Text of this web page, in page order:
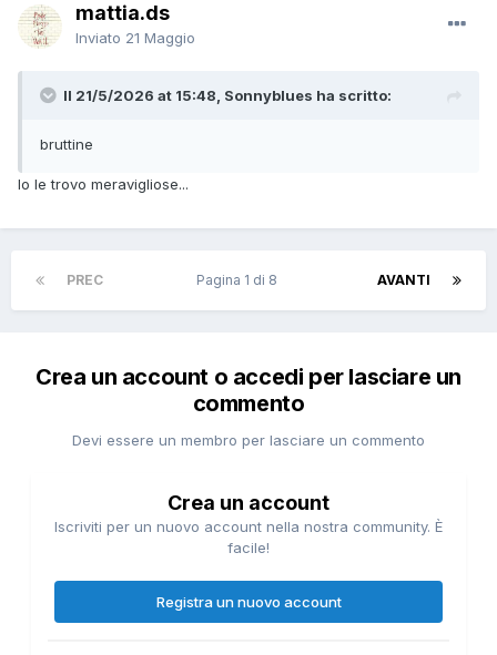
mattia.ds
Inviato 21 Maggio
Il 21/5/2026 at 15:48, Sonnyblues ha scritto:
bruttine
Io le trovo meravigliose...
PREC AVANTI
Pagina 1 di 8
Crea un account o accedi per lasciare un
commento
Devi essere un membro per lasciare un commento
Crea un account
Iscriviti per un nuovo account nella nostra community. È
facile!
Registra un nuovo account